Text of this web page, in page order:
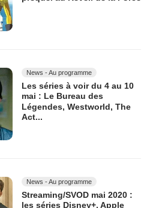
News - Au programme
Les séries à voir du 4 au 10
mai : Le Bureau des
Légendes, Westworld, The
Act...
News - Au programme
Streaming/SVOD mai 2020 :
les séries Disney+, Apple